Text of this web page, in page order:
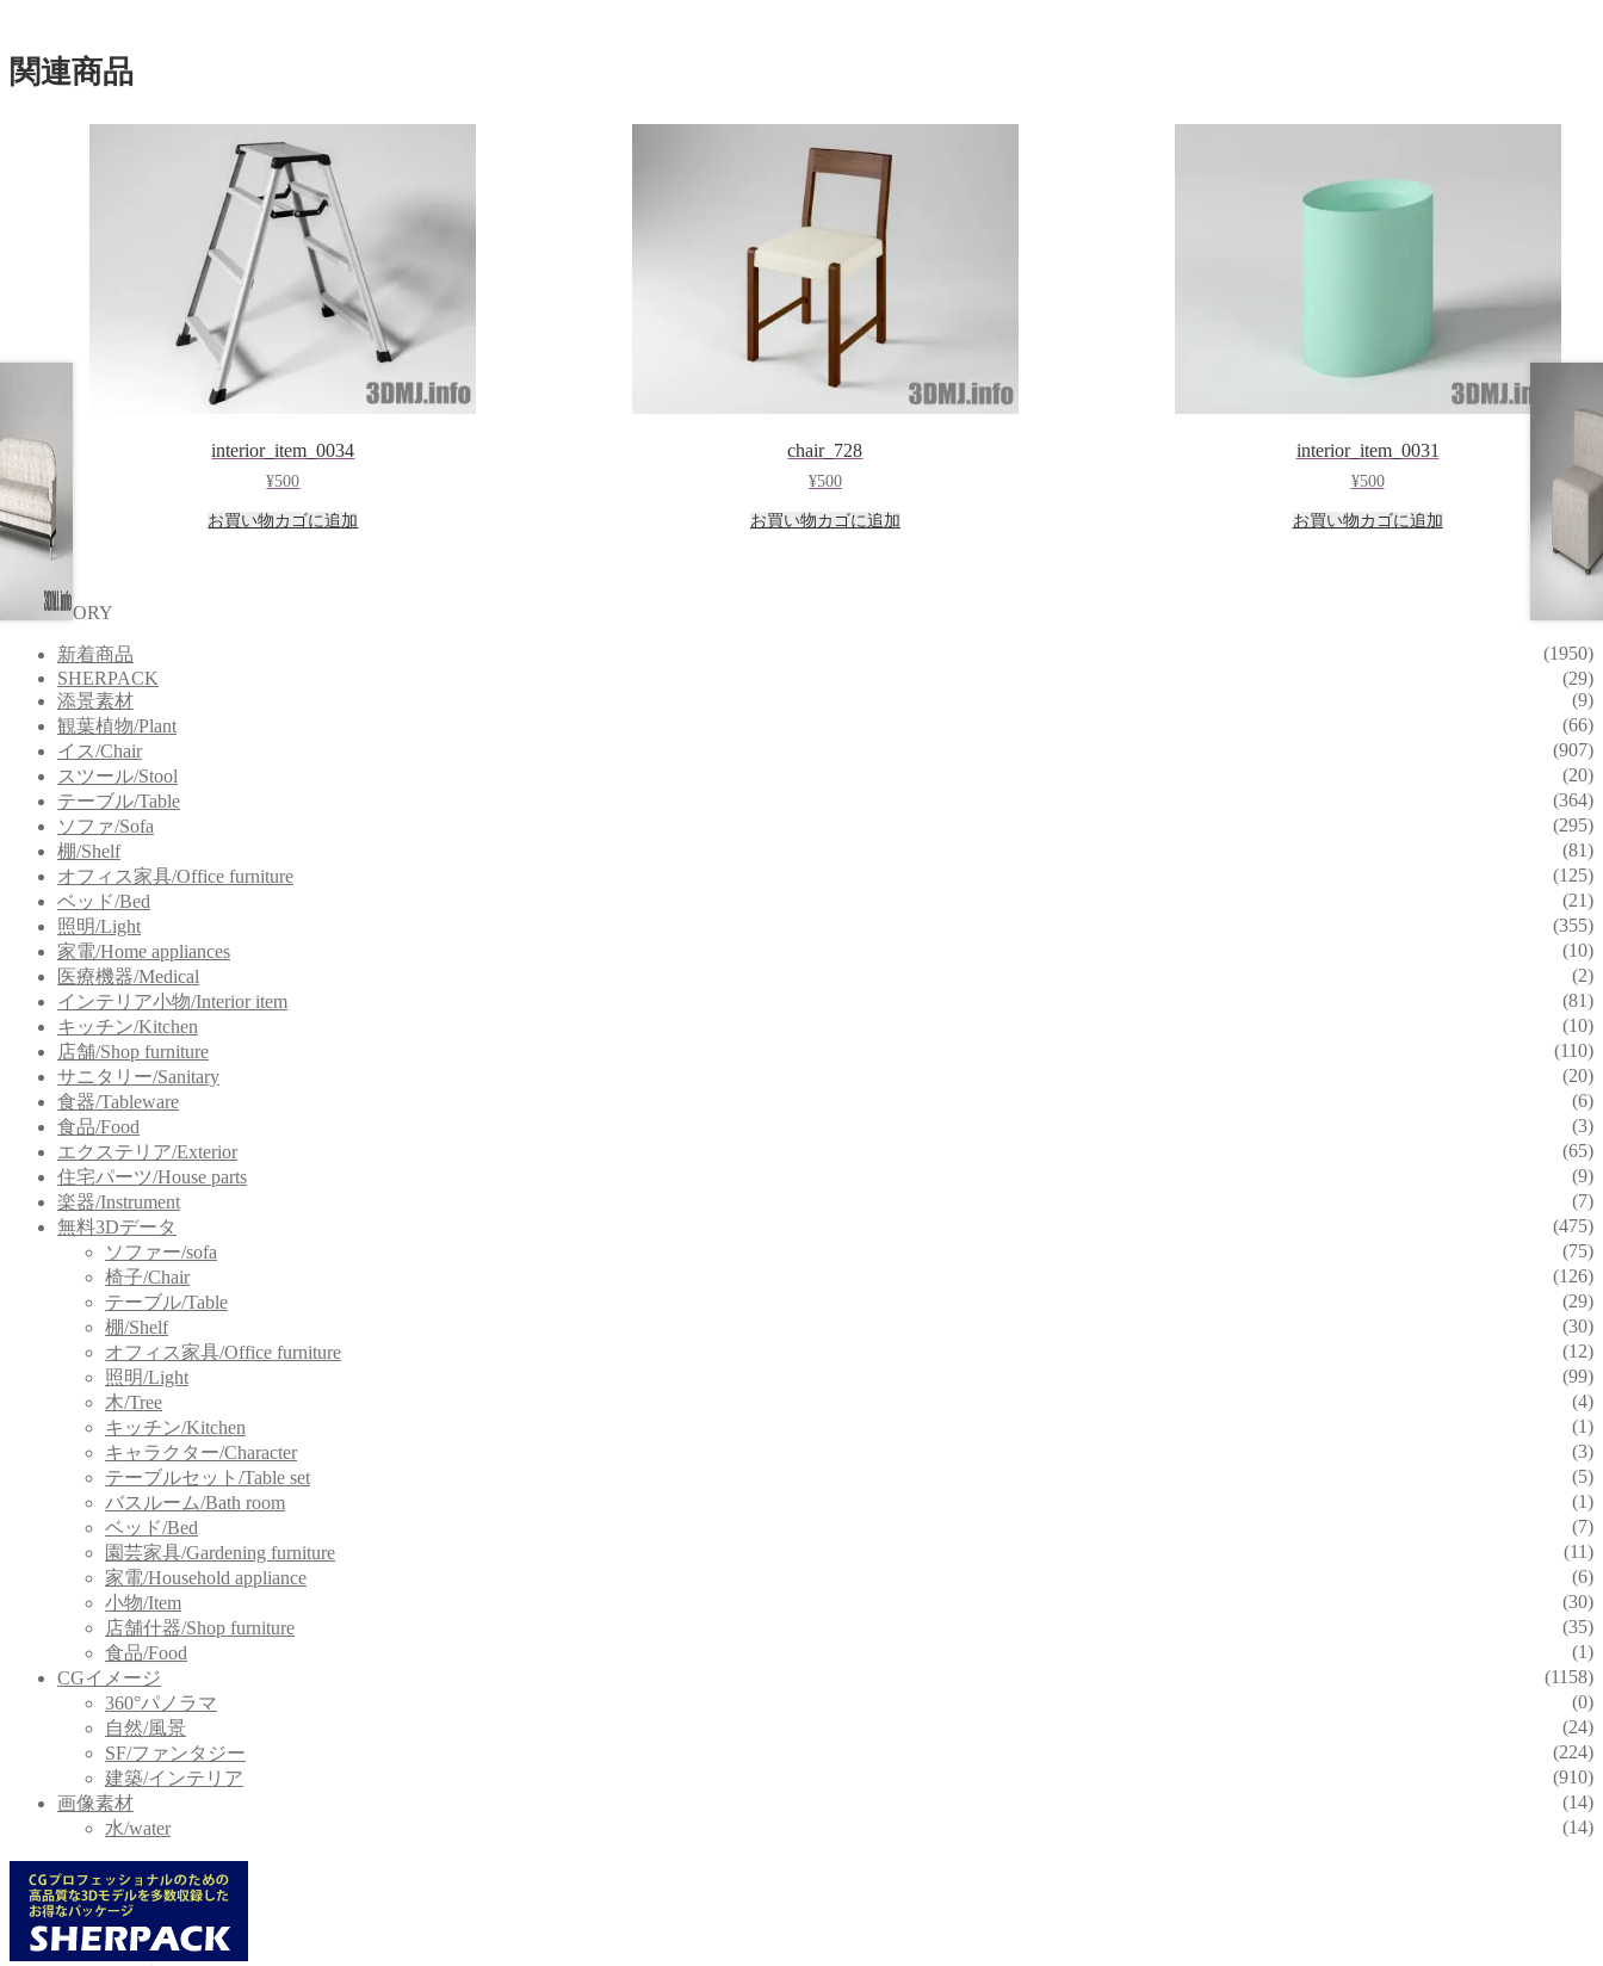
関連商品
interior_item_0034
¥500
お買い物カゴに追加
chair_728
¥500
お買い物カゴに追加
interior_item_0031
¥500
お買い物カゴに追加
CATEGORY
新着商品
(1950)
SHERPACK
(29)
添景素材
(9)
観葉植物/Plant
(66)
イス/Chair
(907)
スツール/Stool
(20)
テーブル/Table
(364)
ソファ/Sofa
(295)
棚/Shelf
(81)
オフィス家具/Office furniture
(125)
ベッド/Bed
(21)
照明/Light
(355)
家電/Home appliances
(10)
医療機器/Medical
(2)
インテリア小物/Interior item
(81)
キッチン/Kitchen
(10)
店舗/Shop furniture
(110)
サニタリー/Sanitary
(20)
食器/Tableware
(6)
食品/Food
(3)
エクステリア/Exterior
(65)
住宅パーツ/House parts
(9)
楽器/Instrument
(7)
無料3Dデータ
(475)
ソファー/sofa
(75)
椅子/Chair
(126)
テーブル/Table
(29)
棚/Shelf
(30)
オフィス家具/Office furniture
(12)
照明/Light
(99)
木/Tree
(4)
キッチン/Kitchen
(1)
キャラクター/Character
(3)
テーブルセット/Table set
(5)
バスルーム/Bath room
(1)
ベッド/Bed
(7)
園芸家具/Gardening furniture
(11)
家電/Household appliance
(6)
小物/Item
(30)
店舗什器/Shop furniture
(35)
食品/Food
(1)
CGイメージ
(1158)
360°パノラマ
(0)
自然/風景
(24)
SF/ファンタジー
(224)
建築/インテリア
(910)
画像素材
(14)
水/water
(14)